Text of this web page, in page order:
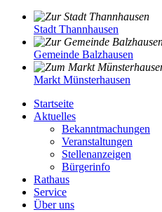
Stadt Thannhausen
Gemeinde Balzhausen
Markt Münsterhausen
Startseite
Aktuelles
Bekanntmachungen
Veranstaltungen
Stellenanzeigen
Bürgerinfo
Rathaus
Service
Über uns